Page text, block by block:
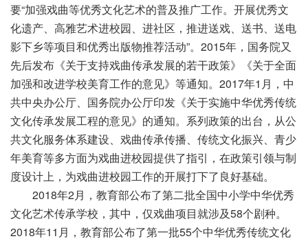
要“加强戏曲等优秀文化艺术的普及推广工作。开展优秀文
化遗产、高雅艺术进校园、进社区，推进送戏、送书、送电
影下乡等项目和优秀出版物推荐活动”。2015年，国务院又
先后发布《关于支持戏曲传承发展的若干政策》《关于全面
加强和改进学校美育工作的意见》等通知。2017年1月，中
共中央办公厅、国务院办公厅印发《关于实施中华优秀传统
文化传承发展工程的意见》的通知。系列政策的出台，从公
共文化服务体系建设、戏曲传承传播、传统文化振兴、青少
年美育等多方面为戏曲进校园提供了指引，在政策引领与制
度设计上，为戏曲进校园工作的开展打下了良好基础。
2018年2月，教育部公布了第二批全国中小学中华优秀
文化艺术传承学校，其中，仅戏曲项目就涉及58个剧种。
2018年11月，教育部公布了第一批55个中华优秀传统文化